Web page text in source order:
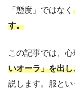
「態度」ではなく
す。
この記事では、
いオーラ」を出
説します。服とい